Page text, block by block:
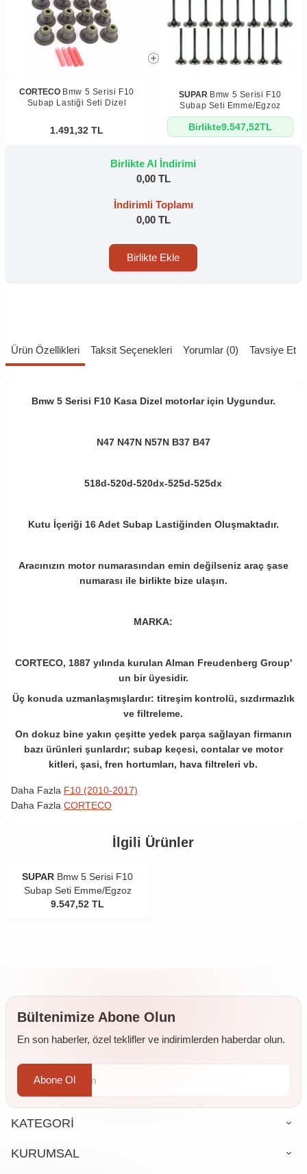
CORTECO Bmw 5 Serisi F10
Subap Lastiği Seti Dizel
1.491,32 TL
SUPAR Bmw 5 Serisi F10
Subap Seti Emme/Egzoz
Birlikte9.547,52TL
Birlikte Al İndirimi
0,00 TL
İndirimli Toplamı
0,00 TL
Birlikte Ekle
Ürün Özellikleri Taksit Seçenekleri Yorumlar (0) Tavsiye Et
Bmw 5 Serisi F10 Kasa Dizel motorlar için Uygundur.
N47 N47N N57N B37 B47
518d-520d-520dx-525d-525dx
Kutu İçeriği 16 Adet Subap Lastiğinden Oluşmaktadır.
Aracınızın motor numarasından emin değilseniz araç şase
numarası ile birlikte bize ulaşın.
MARKA:
CORTECO, 1887 yılında kurulan Alman Freudenberg Group'
un bir üyesidir.
Üç konuda uzmanlaşmışlardır: titreşim kontrolü, sızdırmazlık
ve filtreleme.
On dokuz bine yakın çeşitte yedek parça sağlayan firmanın
bazı ürünleri şunlardır; subap keçesi, contalar ve motor
kitleri, şasi, fren hortumları, hava filtreleri vb.
Daha Fazla F10 (2010-2017)
Daha Fazla CORTECO
İlgili Ürünler
SUPAR Bmw 5 Serisi F10
Subap Seti Emme/Egzoz
9.547,52 TL
Bültenimize Abone Olun
En son haberler, özel teklifler ve indirimlerden haberdar olun.
Abone Ol
KATEGORİ
KURUMSAL